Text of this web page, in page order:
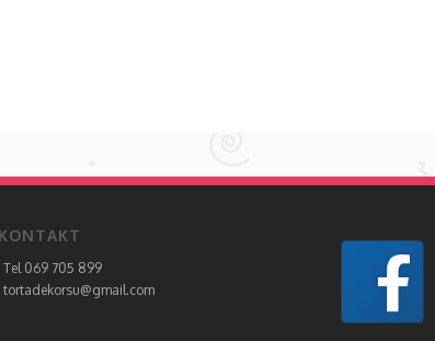
KONTAKT
Tel 069 705 899
tortadekorsu@gmail.com